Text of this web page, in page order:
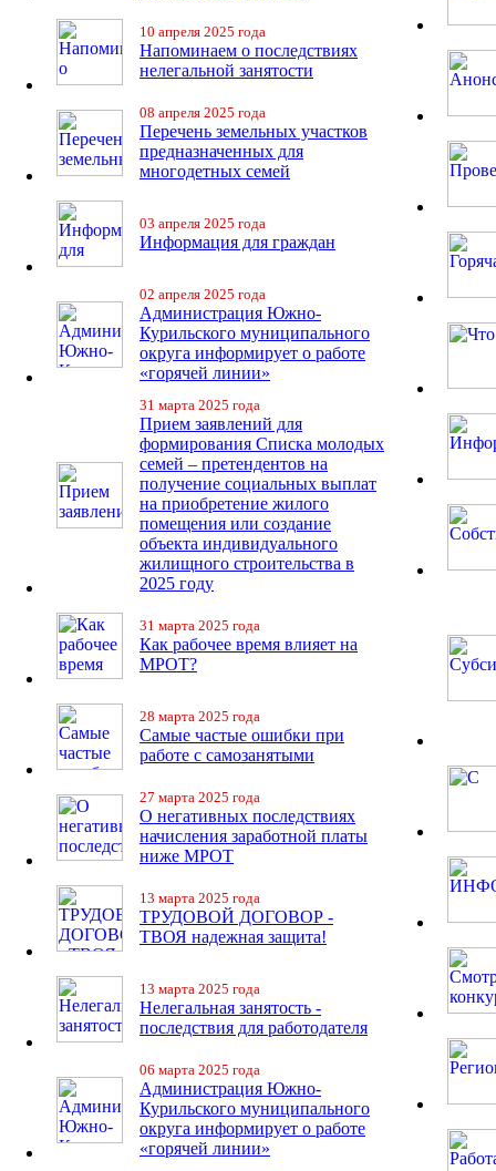
10 апреля 2025 года
Напоминаем о последствиях
нелегальной занятости
08 апреля 2025 года
Перечень земельных участков
предназначенных для
многодетных семей
03 апреля 2025 года
Информация для граждан
02 апреля 2025 года
Администрация Южно-
Курильского муниципального
округа информирует о работе
«горячей линии»
31 марта 2025 года
Прием заявлений для
формирования Списка молодых
семей – претендентов на
получение социальных выплат
на приобретение жилого
помещения или создание
объекта индивидуального
жилищного строительства в
2025 году
31 марта 2025 года
Как рабочее время влияет на
МРОТ?
28 марта 2025 года
Самые частые ошибки при
работе с самозанятыми
27 марта 2025 года
О негативных последствиях
начисления заработной платы
ниже МРОТ
13 марта 2025 года
ТРУДОВОЙ ДОГОВОР -
ТВОЯ надежная защита!
13 марта 2025 года
Нелегальная занятость -
последствия для работодателя
06 марта 2025 года
Администрация Южно-
Курильского муниципального
округа информирует о работе
«горячей линии»